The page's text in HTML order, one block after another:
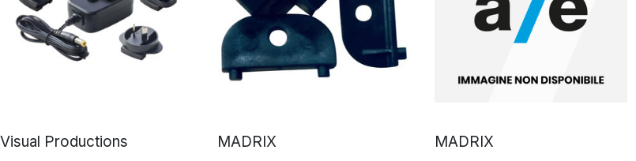
Visual Productions MADRIX MADRIX